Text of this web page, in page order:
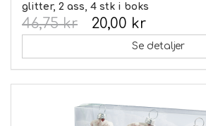
glitter, 2 ass, 4 stk i boks
20,00 kr
46,75 kr
Se detaljer